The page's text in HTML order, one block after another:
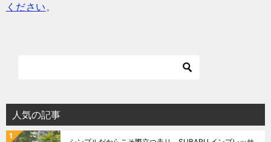
ください。
人気の記事